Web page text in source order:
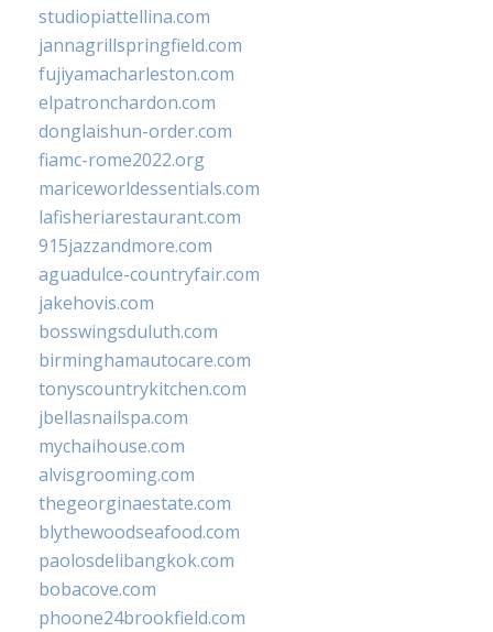
studiopiattellina.com
jannagrillspringfield.com
fujiyamacharleston.com
elpatronchardon.com
donglaishun-order.com
fiamc-rome2022.org
mariceworldessentials.com
lafisheriarestaurant.com
915jazzandmore.com
aguadulce-countryfair.com
jakehovis.com
bosswingsduluth.com
birminghamautocare.com
tonyscountrykitchen.com
jbellasnailspa.com
mychaihouse.com
alvisgrooming.com
thegeorginaestate.com
blythewoodseafood.com
paolosdelibangkok.com
bobacove.com
phoone24brookfield.com